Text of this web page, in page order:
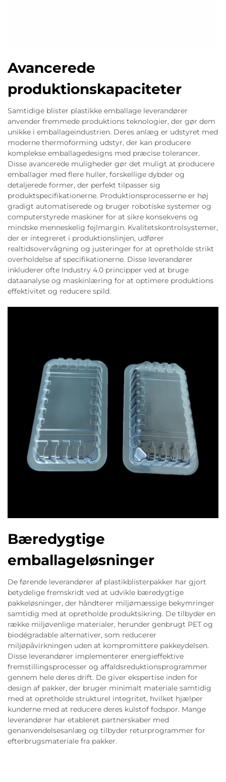
Avancerede
produktionskapaciteter
Samtidige blister plastikke emballage leverandører
anvender fremmede produktions teknologier, der gør dem
unikke i emballageindustrien. Deres anlæg er udstyret med
moderne thermoforming udstyr, der kan producere
komplekse emballagedesigns med præcise tolerancer.
Disse avancerede muligheder gør det muligt at producere
emballager med flere huller, forskellige dybder og
detaljerede former, der perfekt tilpasser sig
produktspecifikationerne. Produktionsprocesserne er høj
gradigt automatiserede og bruger robotiske systemer og
computerstyrede maskiner for at sikre konsekvens og
mindske menneskelig fejlmargin. Kvalitetskontrolsystemer,
der er integreret i produktionslinjen, udfører
realtidsovervågning og justeringer for at opretholde strikt
overholdelse af specifikationerne. Disse leverandører
inkluderer ofte Industry 4.0 principper ved at bruge
dataanalyse og maskinlæring for at optimere produktions
effektivitet og reducere spild.
Bæredygtige
emballageløsninger
De førende leverandører af plastikblisterpakker har gjort
betydelige fremskridt ved at udvikle bæredygtige
pakkeløsninger, der håndterer miljømæssige bekymringer
samtidig med at opretholde produktsikring. De tilbyder en
række miljøvenlige materialer, herunder genbrugt PET og
biodégradable alternativer, som reducerer
miljøpåvirkningen uden at kompromittere pakkeydelsen.
Disse leverandører implementerer energieffektive
fremstillingsprocesser og affaldsreduktionsprogrammer
gennem hele deres drift. De giver ekspertise inden for
design af pakker, der bruger minimalt materiale samtidig
med at opretholde strukturel integritet, hvilket hjælper
kunderne med at reducere deres kulstof fodspor. Mange
leverandører har etableret partnerskaber med
genanvendelsesanlæg og tilbyder returprogrammer for
efterbrugsmateriale fra pakker.